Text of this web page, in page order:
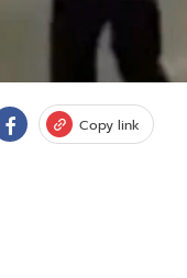
Copy link